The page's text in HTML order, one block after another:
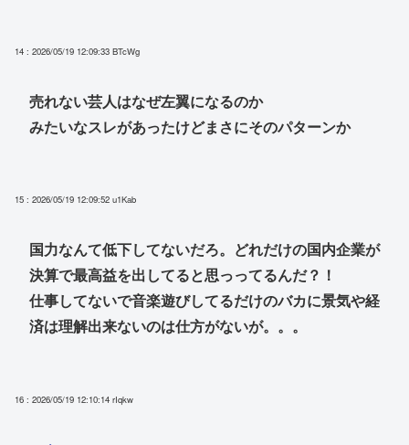
14 : 2026/05/19 12:09:33 BTcWg
売れない芸人はなぜ左翼になるのか
みたいなスレがあったけどまさにそのパターンか
15 : 2026/05/19 12:09:52 u1Kab
国力なんて低下してないだろ。どれだけの国内企業が
決算で最高益を出してると思っってるんだ？！
仕事してないで音楽遊びしてるだけのバカに景気や経
済は理解出来ないのは仕方がないが。。。
16 : 2026/05/19 12:10:14 rIqkw